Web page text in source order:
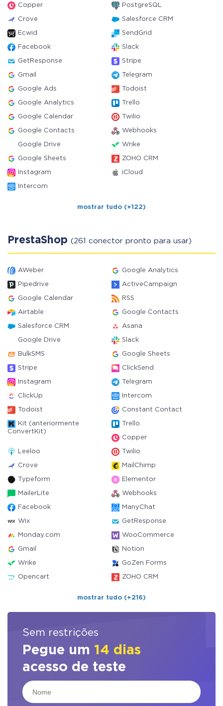
Copper PostgreSQL
Crove Salesforce CRM
Ecwid SendGrid
Facebook Slack
GetResponse Stripe
Gmail Telegram
Google Ads Todoist
Google Analytics Trello
Google Calendar Twilio
Google Contacts Webhooks
Google Drive Wrike
Google Sheets ZOHO CRM
Instagram iCloud
Intercom
mostrar tudo (+122)
PrestaShop (261 conector pronto para usar)
AWeber Google Analytics
Pipedrive ActiveCampaign
Google Calendar RSS
Airtable Google Contacts
Salesforce CRM Asana
Google Drive Slack
BulkSMS Google Sheets
Stripe ClickSend
Instagram Telegram
ClickUp Intercom
Todoist Constant Contact
Kit (anteriormente
ConvertKit)
Trello
Copper
Leeloo Twilio
Crove MailChimp
Typeform Elementor
MailerLite Webhooks
Facebook ManyChat
Wix GetResponse
Monday.com WooCommerce
Gmail Notion
Wrike GoZen Forms
Opencart ZOHO CRM
mostrar tudo (+216)
Sem restrições
Pegue um 14 dias
acesso de teste